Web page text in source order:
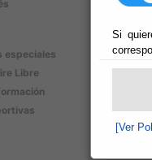
Si
[Ver
especiales
Libre